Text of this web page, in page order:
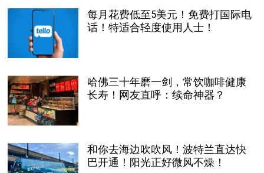
每月花费低至5美元！免费打国际电
话！特适合轻度使用人士！
哈佛三十年磨一剑，常饮咖啡健康
长寿！网友直呼：续命神器？
和你去海边吹吹风！波特兰直达快
巴开通！阳光正好微风不燥！